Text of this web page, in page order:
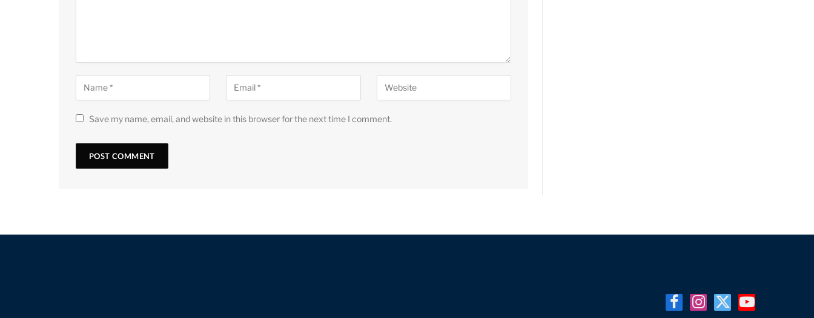
Save my name, email, and website in this browser for the next time I comment.
FacebookInstagram
X
YouTube